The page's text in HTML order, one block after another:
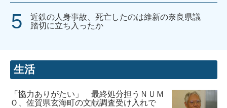
近鉄の人身事故、死亡したのは維新の奈良県議
踏切に立ち入ったか
生活
「協力ありがたい」 最終処分担うＮＵＭ
Ｏ、佐賀県玄海町の文献調査受け入れで